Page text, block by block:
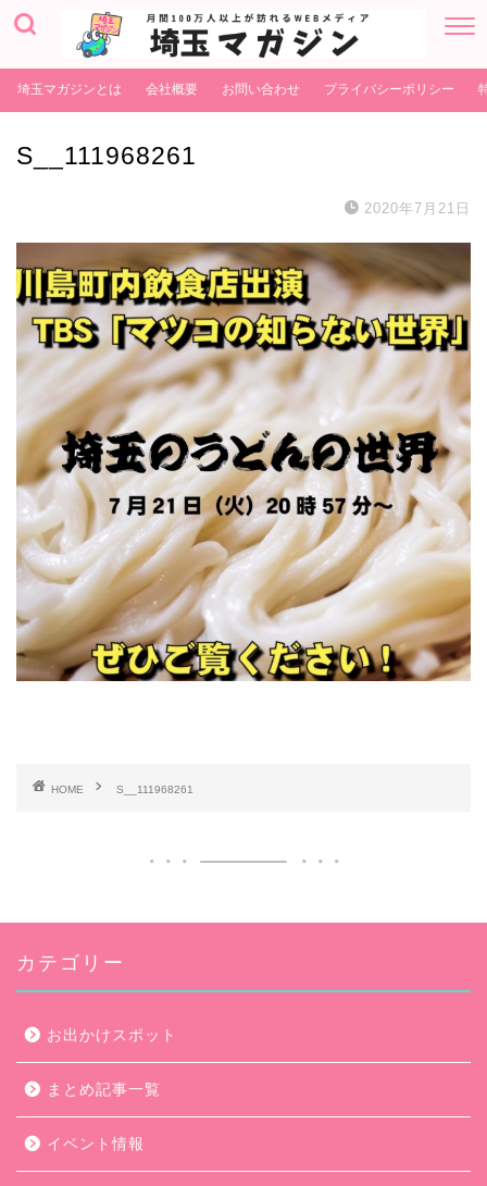
埼玉マガジンとは 会社概要 お問い合わせ プライバシーポリシー
S__111968261
2020年7月21日
HOME S__111968261
カテゴリー
お出かけスポット
まとめ記事一覧
イベント情報